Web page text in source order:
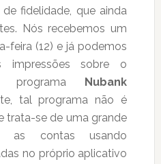
fidelidade, que ainda
Nós recebemos um
feira (12) e já podemos
impressões sobre o
programa Nubank
tal programa não é
trata-se de uma grande
as contas usando
no próprio aplicativo